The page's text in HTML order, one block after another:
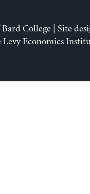
College | Site
Economics